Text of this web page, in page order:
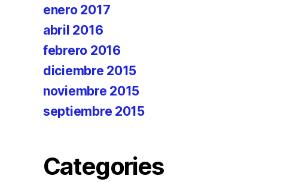
enero 2017
abril 2016
febrero 2016
diciembre 2015
noviembre 2015
septiembre 2015
Categories